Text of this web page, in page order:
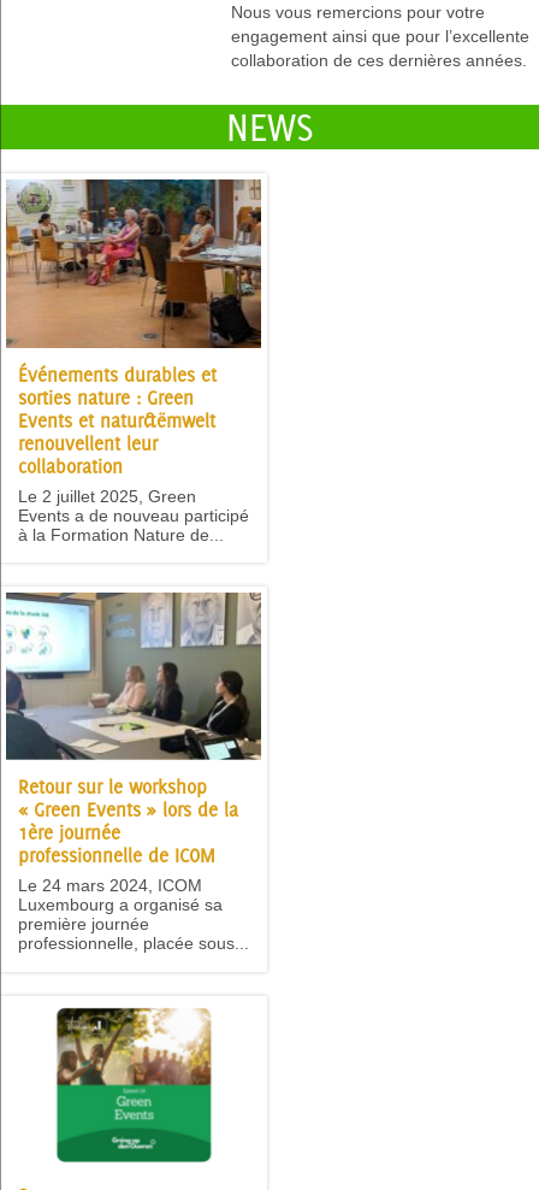
Nous vous remercions pour votre
engagement ainsi que pour l’excellente
collaboration de ces dernières années.
NEWS
Événements durables et
sorties nature : Green
Events et natur&ëmwelt
renouvellent leur
collaboration
Le 2 juillet 2025, Green
Events a de nouveau participé
à la Formation Nature de...
Retour sur le workshop
« Green Events » lors de la
1ère journée
professionnelle de ICOM
Le 24 mars 2024, ICOM
Luxembourg a organisé sa
première journée
professionnelle, placée sous...